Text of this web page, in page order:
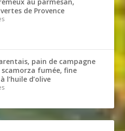
de Provence
pain de campagne
fumée, fine
l’huile d’olive